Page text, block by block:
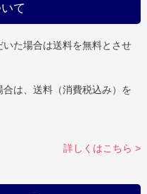
て
いた場合は送料を無料とさせ
は、送料（消費税込み）を
詳しくはこちら >